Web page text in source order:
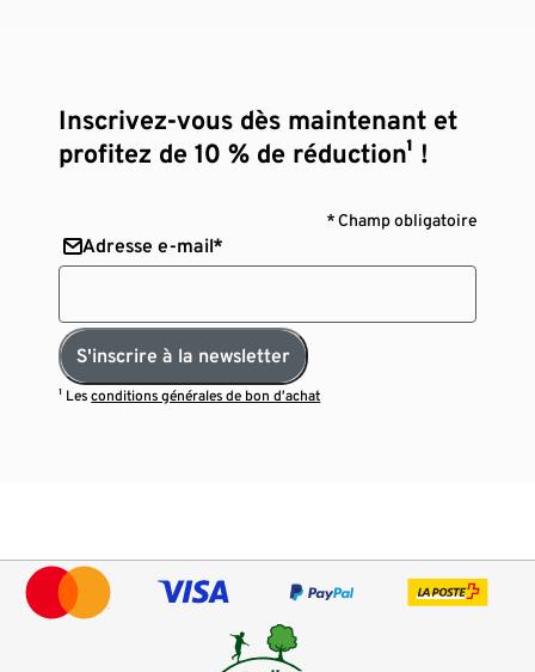
Inscrivez-vous dès maintenant et
profitez de 10 % de réduction¹ !
* Champ obligatoire
Adresse e-mail*
S'inscrire à la newsletter
¹ Lesconditions générales de bon d’achat